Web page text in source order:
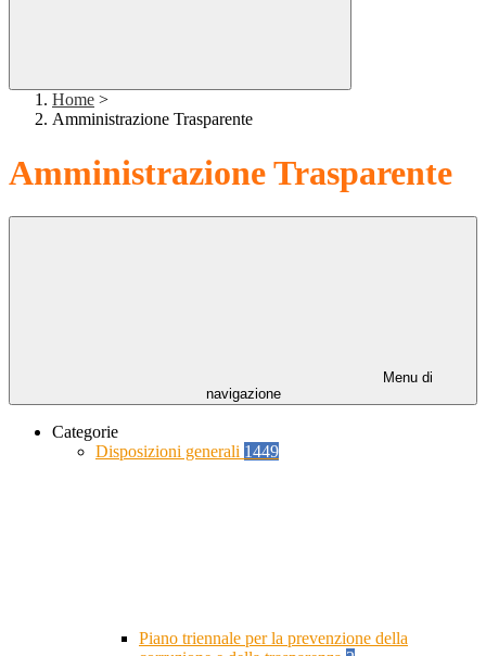
Home >
Amministrazione Trasparente
Amministrazione Trasparente
Menu di
navigazione
Categorie
Disposizioni generali 1449
Piano triennale per la prevenzione della